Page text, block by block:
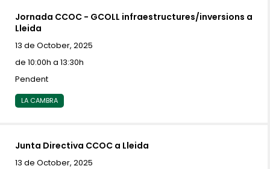
Jornada CCOC - GCOLL infraestructures/inversions a
Lleida
13 de October, 2025
de 10:00h a 13:30h
Pendent
LA CAMBRA
Junta Directiva CCOC a Lleida
13 de October, 2025